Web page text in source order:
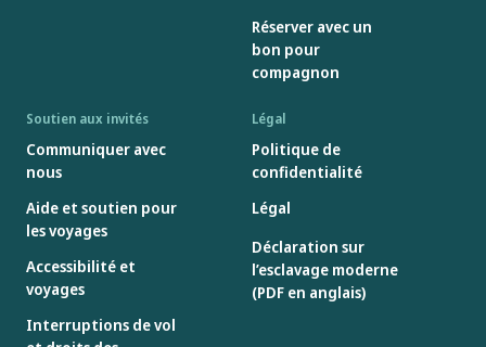
Réserver avec un
bon pour
compagnon
Soutien aux invités
Communiquer avec
nous
Aide et soutien pour
les voyages
Accessibilité et
voyages
Interruptions de vol
Légal
Politique de
confidentialité
Légal
Déclaration sur
l’esclavage moderne
(PDF en anglais)